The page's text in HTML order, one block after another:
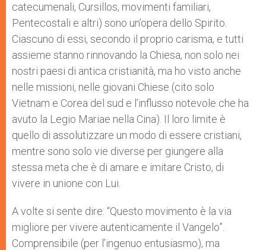
catecumenali, Cursillos, movimenti familiari,
Pentecostali e altri) sono un’opera dello Spirito.
Ciascuno di essi, secondo il proprio carisma, e tutti
assieme stanno rinnovando la Chiesa, non solo nei
nostri paesi di antica cristianità, ma ho visto anche
nelle missioni, nelle giovani Chiese (cito solo
Vietnam e Corea del sud e l’influsso notevole che ha
avuto la Legio Mariae nella Cina). Il loro limite è
quello di assolutizzare un modo di essere cristiani,
mentre sono solo vie diverse per giungere alla
stessa meta che è di amare e imitare Cristo, di
vivere in unione con Lui.
A volte si sente dire: “Questo movimento è la via
migliore per vivere autenticamente il Vangelo”.
Comprensibile (per l’ingenuo entusiasmo), ma